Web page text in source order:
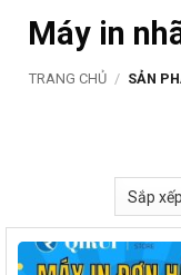
Máy in
TRANG CHỦ / SẢN